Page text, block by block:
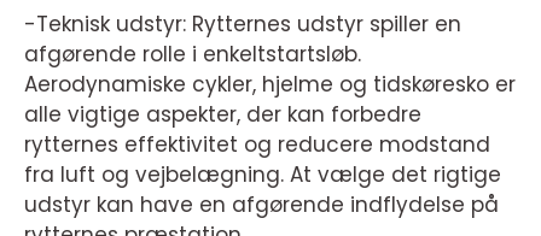
-Teknisk udstyr: Rytternes udstyr spiller en
afgørende rolle i enkeltstartsløb.
Aerodynamiske cykler, hjelme og tidskøresko er
alle vigtige aspekter, der kan forbedre
rytternes effektivitet og reducere modstand
fra luft og vejbelægning. At vælge det rigtige
udstyr kan have en afgørende indflydelse på